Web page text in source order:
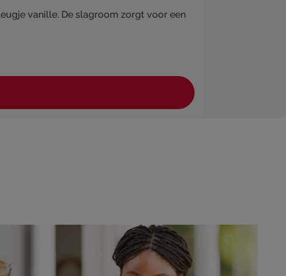
vanille. De slagroom zorgt voor een